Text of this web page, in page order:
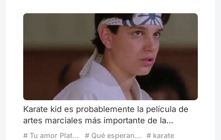
Karate kid es probablemente la película de
artes marciales más importante de la
historia. No hay chico crecido en los 80,90
# Tu amor Platónico del cine # Qué esperan para tener esta aplicación # karate